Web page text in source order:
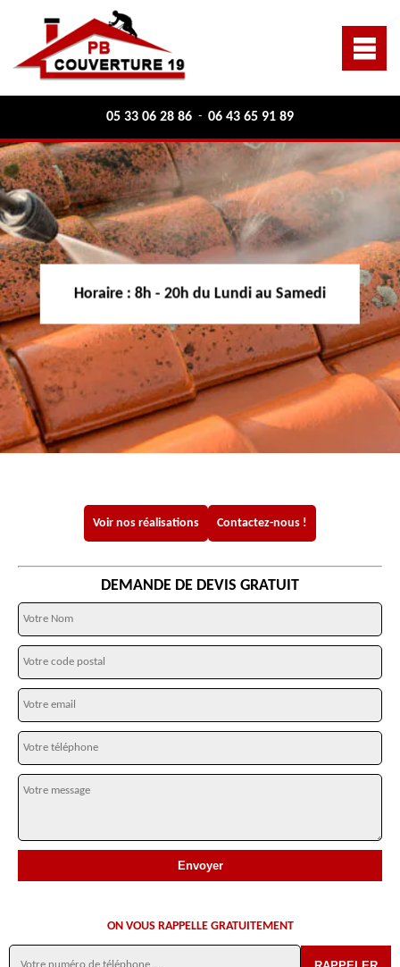
05 33 06 28 86 - 06 43 65 91 89
Horaire : 8h - 20h du Lundi au Samedi
Voir nos réalisations Contactez-nous !
DEMANDE DE DEVIS GRATUIT
ON VOUS RAPPELLE GRATUITEMENT